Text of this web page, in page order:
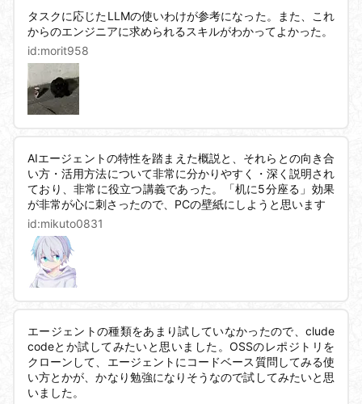
タスクに応じたLLMの使いわけが参考になった。また、これ
からのエンジニアに求められるスキルがわかってよかった。
id:morit958
AIエージェントの特性を踏まえた概説と、それらとの向き合
い方・活用方法について非常に分かりやすく・深く説明され
ており、非常に役立つ講義であった。「机に5分座る」効果
が非常が心に刺さったので、PCの壁紙にしようと思います
id:mikuto0831
エージェントの種類をあまり試していなかったので、clude
codeとか試してみたいと思いました。OSSのレポジトリを
クローンして、エージェントにコードベース質問してみる使
い方とかが、かなり勉強になりそうなので試してみたいと思
いました。